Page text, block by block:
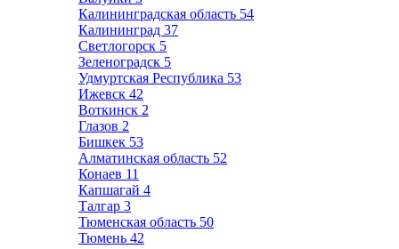
Калининградская область 54
Калининград 37
Светлогорск 5
Зеленоградск 5
Удмуртская Республика 53
Ижевск 42
Воткинск 2
Глазов 2
Бишкек 53
Алматинская область 52
Конаев 11
Капшагай 4
Талгар 3
Тюменская область 50
Тюмень 42